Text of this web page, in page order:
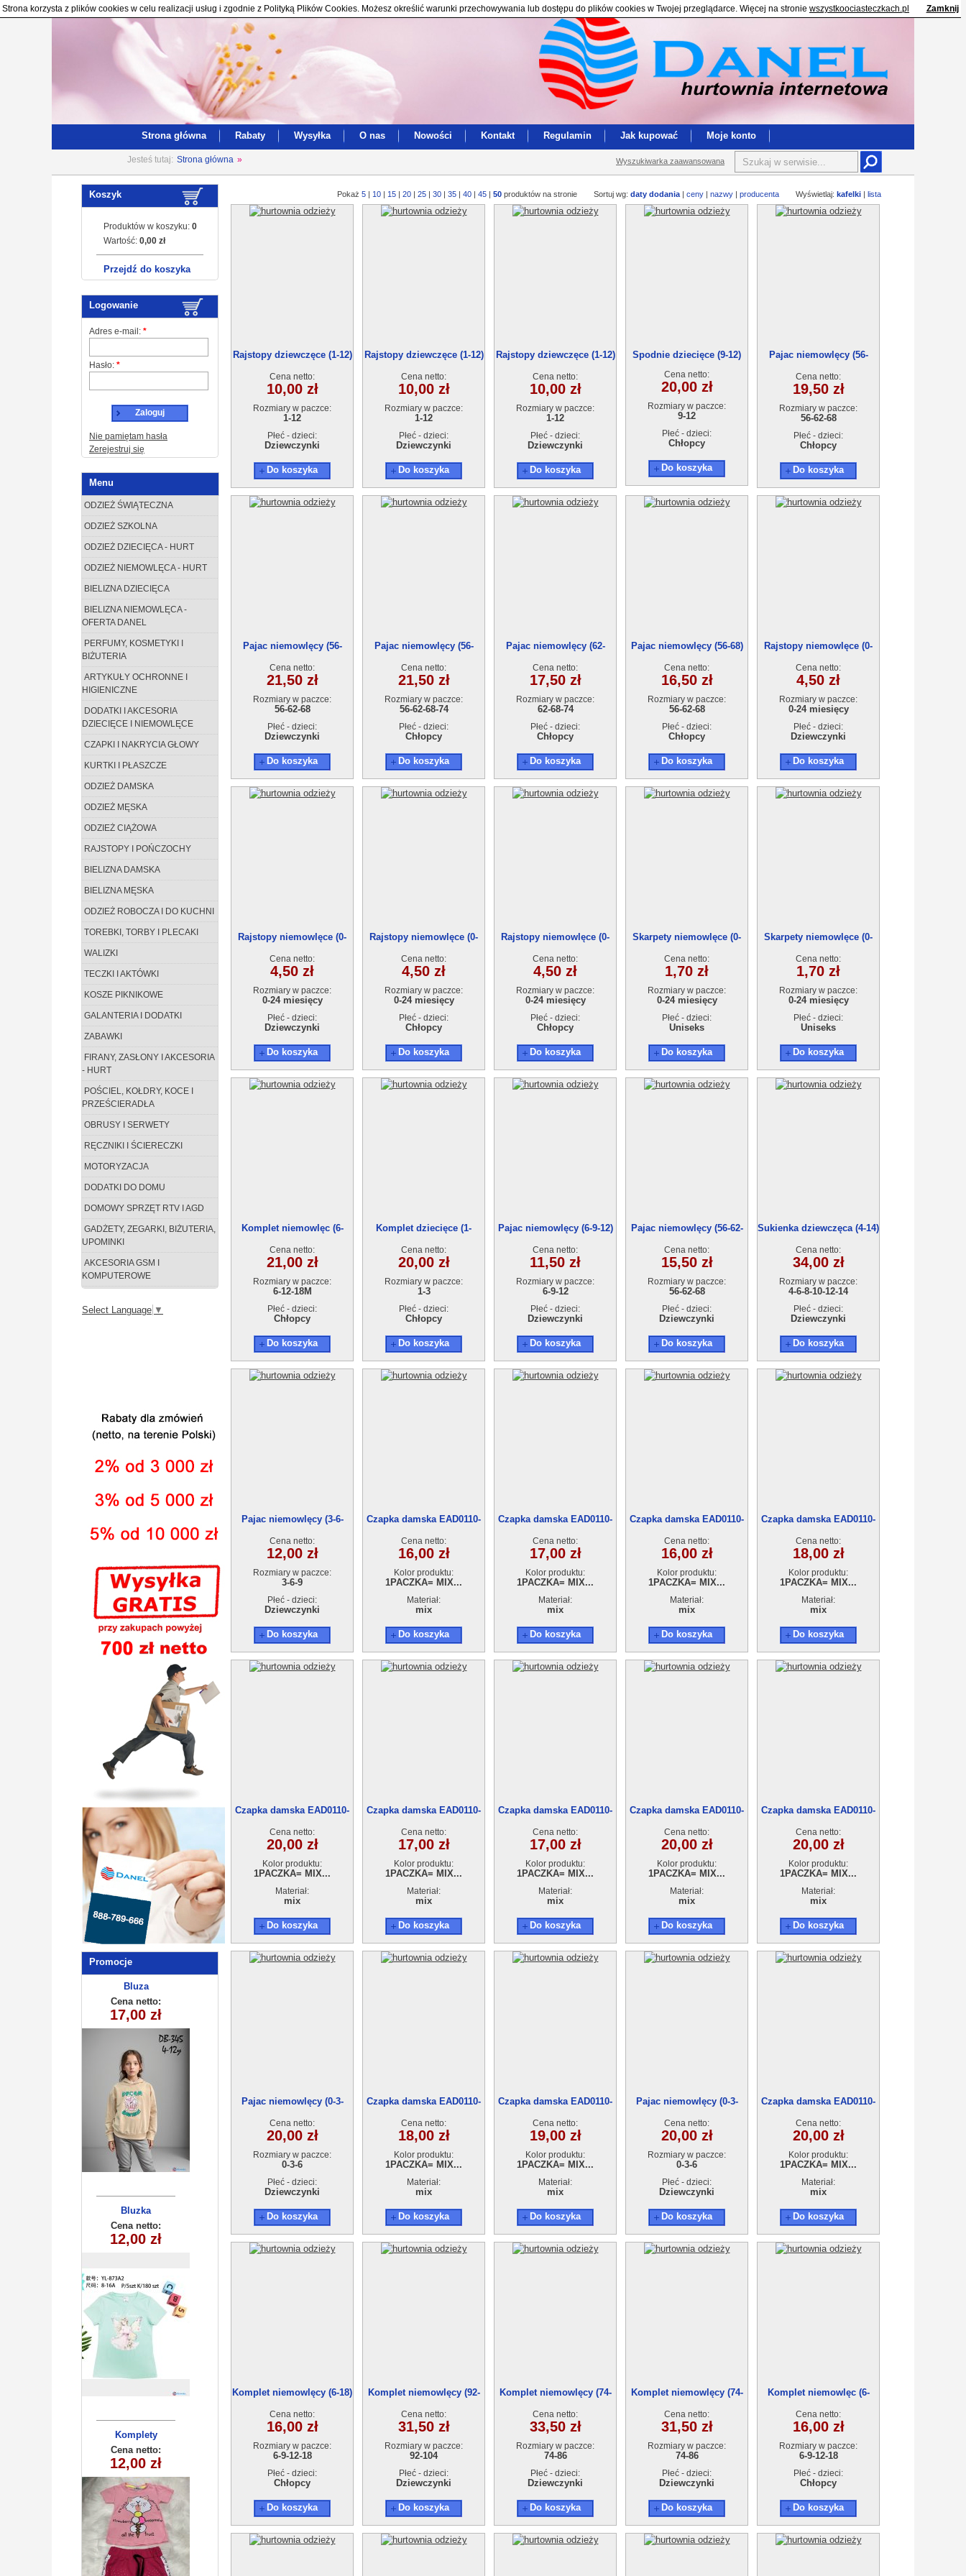
Strona korzysta z plików cookies w celu realizacji usług i zgodnie z Polityką Plików Cookies. Możesz określić warunki przechowywania lub dostępu do plików cookies w Twojej przeglądarce. Więcej na stronie wszystkoociasteczkach.pl Zamknij
Wyszukiwarka zaawansowana
Strona główna Rabaty Wysyłka O nas Nowości Kontakt Regulamin Jak kupować Moje konto
Jesteś tutaj: Strona główna »
Koszyk
Produktów w koszyku: 0
Wartość: 0,00 zł
Przejdź do koszyka
Logowanie
Adres e-mail: *
Hasło: *
Zaloguj
Nie pamiętam hasła
Zerejestruj się
Menu
ODZIEŻ ŚWIĄTECZNA
ODZIEŻ SZKOLNA
ODZIEŻ DZIECIĘCA - HURT
ODZIEŻ NIEMOWLĘCA - HURT
BIELIZNA DZIECIĘCA
BIELIZNA NIEMOWLĘCA -
OFERTA DANEL
PERFUMY, KOSMETYKI I
BIŻUTERIA
ARTYKUŁY OCHRONNE I
HIGIENICZNE
DODATKI I AKCESORIA
DZIECIĘCE I NIEMOWLĘCE
CZAPKI I NAKRYCIA GŁOWY
KURTKI I PŁASZCZE
ODZIEŻ DAMSKA
ODZIEŻ MĘSKA
ODZIEŻ CIĄŻOWA
RAJSTOPY I POŃCZOCHY
BIELIZNA DAMSKA
BIELIZNA MĘSKA
ODZIEŻ ROBOCZA I DO KUCHNI
TOREBKI, TORBY I PLECAKI
WALIZKI
TECZKI I AKTÓWKI
KOSZE PIKNIKOWE
GALANTERIA I DODATKI
ZABAWKI
FIRANY, ZASŁONY I AKCESORIA
- HURT
POŚCIEL, KOŁDRY, KOCE I
PRZEŚCIERADŁA
OBRUSY I SERWETY
RĘCZNIKI I ŚCIERECZKI
MOTORYZACJA
DODATKI DO DOMU
DOMOWY SPRZĘT RTV I AGD
GADŻETY, ZEGARKI, BIŻUTERIA,
UPOMINKI
AKCESORIA GSM I
KOMPUTEROWE
Select Language ▼
Promocje
Bluza
dziecięca
290525-DB345
(4-12) 10szt
Cena netto:
17,00 zł
Bluzka
dziecięca
YL-873A2 (8-16)
5 szt
Cena netto:
12,00 zł
Komplety
dziecięce (1-4
) 4szt
Cena netto:
12,00 zł
Pokaż 5 | 10 | 15 | 20 | 25 | 30 | 35 | 40 | 45 | 50 produktów na stronie Sortuj wg: daty dodania | ceny | nazwy | producenta Wyświetlaj: kafelki | lista
Rajstopy dziewczęce (1-12)
Cena netto:
10,00 zł
Rozmiary w paczce:
1-12
Płeć - dzieci:
Dziewczynki
Do koszyka
Rajstopy dziewczęce (1-12)
Cena netto:
10,00 zł
Rozmiary w paczce:
1-12
Płeć - dzieci:
Dziewczynki
Do koszyka
Rajstopy dziewczęce (1-12)
Cena netto:
10,00 zł
Rozmiary w paczce:
1-12
Płeć - dzieci:
Dziewczynki
Do koszyka
Spodnie dziecięce (9-12)
Cena netto:
20,00 zł
Rozmiary w paczce:
9-12
Płeć - dzieci:
Chłopcy
Do koszyka
Pajac niemowlęcy (56-
Cena netto:
19,50 zł
Rozmiary w paczce:
56-62-68
Płeć - dzieci:
Chłopcy
Do koszyka
Pajac niemowlęcy (56-
Cena netto:
21,50 zł
Rozmiary w paczce:
56-62-68
Płeć - dzieci:
Dziewczynki
Do koszyka
Pajac niemowlęcy (56-
Cena netto:
21,50 zł
Rozmiary w paczce:
56-62-68-74
Płeć - dzieci:
Chłopcy
Do koszyka
Pajac niemowlęcy (62-
Cena netto:
17,50 zł
Rozmiary w paczce:
62-68-74
Płeć - dzieci:
Chłopcy
Do koszyka
Pajac niemowlęcy (56-68)
Cena netto:
16,50 zł
Rozmiary w paczce:
56-62-68
Płeć - dzieci:
Chłopcy
Do koszyka
Rajstopy niemowlęce (0-
Cena netto:
4,50 zł
Rozmiary w paczce:
0-24 miesięcy
Płeć - dzieci:
Dziewczynki
Do koszyka
Rajstopy niemowlęce (0-
Cena netto:
4,50 zł
Rozmiary w paczce:
0-24 miesięcy
Płeć - dzieci:
Dziewczynki
Do koszyka
Rajstopy niemowlęce (0-
Cena netto:
4,50 zł
Rozmiary w paczce:
0-24 miesięcy
Płeć - dzieci:
Chłopcy
Do koszyka
Rajstopy niemowlęce (0-
Cena netto:
4,50 zł
Rozmiary w paczce:
0-24 miesięcy
Płeć - dzieci:
Chłopcy
Do koszyka
Skarpety niemowlęce (0-
Cena netto:
1,70 zł
Rozmiary w paczce:
0-24 miesięcy
Płeć - dzieci:
Uniseks
Do koszyka
Skarpety niemowlęce (0-
Cena netto:
1,70 zł
Rozmiary w paczce:
0-24 miesięcy
Płeć - dzieci:
Uniseks
Do koszyka
Komplet niemowlęc (6-
Cena netto:
21,00 zł
Rozmiary w paczce:
6-12-18M
Płeć - dzieci:
Chłopcy
Do koszyka
Komplet dziecięce (1-
Cena netto:
20,00 zł
Rozmiary w paczce:
1-3
Płeć - dzieci:
Chłopcy
Do koszyka
Pajac niemowlęcy (6-9-12)
Cena netto:
11,50 zł
Rozmiary w paczce:
6-9-12
Płeć - dzieci:
Dziewczynki
Do koszyka
Pajac niemowlęcy (56-62-
Cena netto:
15,50 zł
Rozmiary w paczce:
56-62-68
Płeć - dzieci:
Dziewczynki
Do koszyka
Sukienka dziewczęca (4-14)
Cena netto:
34,00 zł
Rozmiary w paczce:
4-6-8-10-12-14
Płeć - dzieci:
Dziewczynki
Do koszyka
Pajac niemowlęcy (3-6-
Cena netto:
12,00 zł
Rozmiary w paczce:
3-6-9
Płeć - dzieci:
Dziewczynki
Do koszyka
Czapka damska EAD0110-
Cena netto:
16,00 zł
Kolor produktu:
1PACZKA= MIX...
Materiał:
mix
Do koszyka
Czapka damska EAD0110-
Cena netto:
17,00 zł
Kolor produktu:
1PACZKA= MIX...
Materiał:
mix
Do koszyka
Czapka damska EAD0110-
Cena netto:
16,00 zł
Kolor produktu:
1PACZKA= MIX...
Materiał:
mix
Do koszyka
Czapka damska EAD0110-
Cena netto:
18,00 zł
Kolor produktu:
1PACZKA= MIX...
Materiał:
mix
Do koszyka
Czapka damska EAD0110-
Cena netto:
20,00 zł
Kolor produktu:
1PACZKA= MIX...
Materiał:
mix
Do koszyka
Czapka damska EAD0110-
Cena netto:
17,00 zł
Kolor produktu:
1PACZKA= MIX...
Materiał:
mix
Do koszyka
Czapka damska EAD0110-
Cena netto:
17,00 zł
Kolor produktu:
1PACZKA= MIX...
Materiał:
mix
Do koszyka
Czapka damska EAD0110-
Cena netto:
20,00 zł
Kolor produktu:
1PACZKA= MIX...
Materiał:
mix
Do koszyka
Czapka damska EAD0110-
Cena netto:
20,00 zł
Kolor produktu:
1PACZKA= MIX...
Materiał:
mix
Do koszyka
Pajac niemowlęcy (0-3-
Cena netto:
20,00 zł
Rozmiary w paczce:
0-3-6
Płeć - dzieci:
Dziewczynki
Do koszyka
Czapka damska EAD0110-
Cena netto:
18,00 zł
Kolor produktu:
1PACZKA= MIX...
Materiał:
mix
Do koszyka
Czapka damska EAD0110-
Cena netto:
19,00 zł
Kolor produktu:
1PACZKA= MIX...
Materiał:
mix
Do koszyka
Pajac niemowlęcy (0-3-
Cena netto:
20,00 zł
Rozmiary w paczce:
0-3-6
Płeć - dzieci:
Dziewczynki
Do koszyka
Czapka damska EAD0110-
Cena netto:
20,00 zł
Kolor produktu:
1PACZKA= MIX...
Materiał:
mix
Do koszyka
Komplet niemowlęcy (6-18)
Cena netto:
16,00 zł
Rozmiary w paczce:
6-9-12-18
Płeć - dzieci:
Chłopcy
Do koszyka
Komplet niemowlęcy (92-
Cena netto:
31,50 zł
Rozmiary w paczce:
92-104
Płeć - dzieci:
Dziewczynki
Do koszyka
Komplet niemowlęcy (74-
Cena netto:
33,50 zł
Rozmiary w paczce:
74-86
Płeć - dzieci:
Dziewczynki
Do koszyka
Komplet niemowlęcy (74-
Cena netto:
31,50 zł
Rozmiary w paczce:
74-86
Płeć - dzieci:
Dziewczynki
Do koszyka
Komplet niemowlęc (6-
Cena netto:
16,00 zł
Rozmiary w paczce:
6-9-12-18
Płeć - dzieci:
Chłopcy
Do koszyka